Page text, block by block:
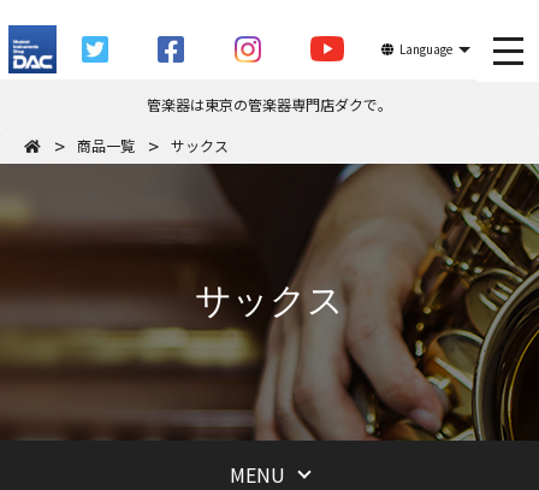
Language
管楽器は東京の管楽器専門店ダクで。
商品一覧
サックス
サックス
MENU